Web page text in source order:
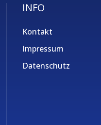
INFO
Kontakt
Impressum
Datenschutz